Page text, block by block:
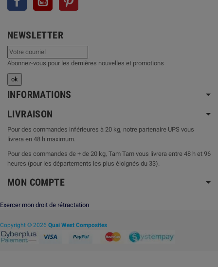
NEWSLETTER
Abonnez-vous pour les dernières nouvelles et promotions
INFORMATIONS
LIVRAISON
Pour des commandes inférieures à 20 kg, notre partenaire UPS vous
livrera en 48 h maximum.
Pour des commandes de + de 20 kg, Tam Tam vous livrera entre 48 h et 96
heures (pour les départements les plus éloignés du 33).
MON COMPTE
Exercer mon droit de rétractation
Copyright © 2026 Quai West Composites